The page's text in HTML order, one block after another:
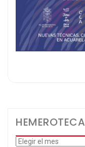
HEMEROTECA
Hemeroteca